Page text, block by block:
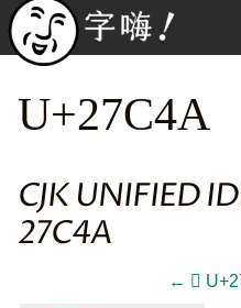
U+27C4A
CJK UNIFIED
27C4A
← 𧱉